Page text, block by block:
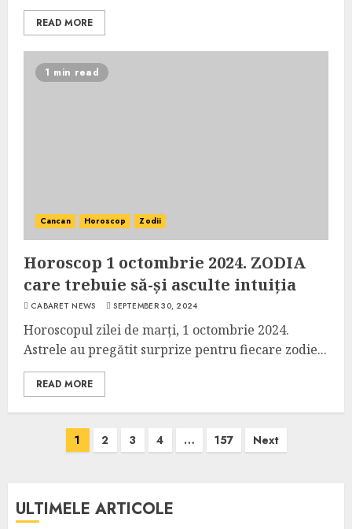
READ MORE
1 min read
Cancan Horoscop Zodii
Horoscop 1 octombrie 2024. ZODIA
care trebuie să-și asculte intuiția
CABARET NEWS SEPTEMBER 30, 2024
Horoscopul zilei de marți, 1 octombrie 2024.
Astrele au pregătit surprize pentru fiecare zodie...
READ MORE
1 2 3 4 … 157 Next
ULTIMELE ARTICOLE